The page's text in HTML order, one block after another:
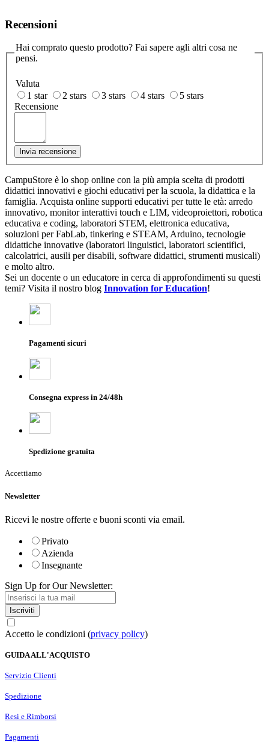
Recensioni
Hai comprato questo prodotto? Fai sapere agli altri cosa ne
pensi.
Valuta
1 star
2 stars 3 stars 4 stars
5 stars
Recensione
Invia recensione
CampuStore è lo shop online con la più ampia scelta di prodotti
didattici innovativi e giochi educativi per la scuola, la didattica e la
famiglia. Acquista online supporti educativi per tutte le età: arredo
innovativo, monitor interattivi touch e LIM, videoproiettori, robotica
educativa e coding, laboratori STEM, elettronica educativa,
soluzioni per FabLab, tinkering e STEAM, Arduino, tecnologie
didattiche innovative (laboratori linguistici, laboratori scientifici,
calcolatrici, ausili per disabili, software didattici, strumenti musicali)
e molto altro.
Sei un docente o un educatore in cerca di approfondimenti su questi
temi? Visita il nostro blog Innovation for Education!
Pagamenti sicuri
Consegna express in 24/48h
Spedizione gratuita
Accettiamo
Newsletter
Ricevi le nostre offerte e buoni sconti via email.
Privato
Azienda
Insegnante
Sign Up for Our Newsletter:
Iscriviti
Accetto le condizioni (privacy policy)
GUIDA ALL'ACQUISTO
Servizio Clienti
Spedizione
Resi e Rimborsi
Pagamenti